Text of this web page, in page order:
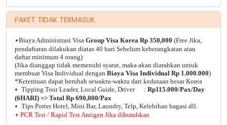
PAKET TIDAK TERMASUK
•Biaya Administrasi Visa Group Visa Korea Rp 350,000 (Free Jika,
pendaftaran dilakukan diatas 40 hari Sebelum keberangkatan atau
daftar minimum 4 orang)
(Jika dianggap tidak memenuhi syarat, maka akan diarahkan untuk
membuat Visa Individual dengan Biaya Visa Individual Rp 1.000.000)
*Ketentuan dapat berubah sewaktu-waktu dari kedutaan besar Korea
• Tipping Tour Leader, Local Guide, Driver : Rp115.000/Pax/Day
(6HARI) => Total Rp 690,000/Pax
• Tips Porter Hotel, Mini Bar, Laundry, Telp, Kelebihan bagasi dll.
• PCR Test / Rapid Test Antigen Jika dibutuhkan